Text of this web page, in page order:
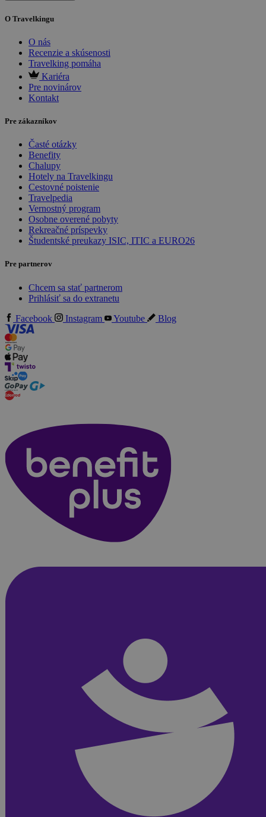
O Travelkingu
O nás
Recenzie a skúsenosti
Travelking pomáha
Kariéra
Pre novinárov
Kontakt
Pre zákazníkov
Časté otázky
Benefity
Chalupy
Hotely na Travelkingu
Cestovné poistenie
Travelpedia
Vernostný program
Osobne overené pobyty
Rekreačné príspevky
Študentské preukazy ISIC, ITIC a EURO26
Pre partnerov
Chcem sa stať partnerom
Prihlásiť sa do extranetu
Facebook
Instagram Youtube Blog